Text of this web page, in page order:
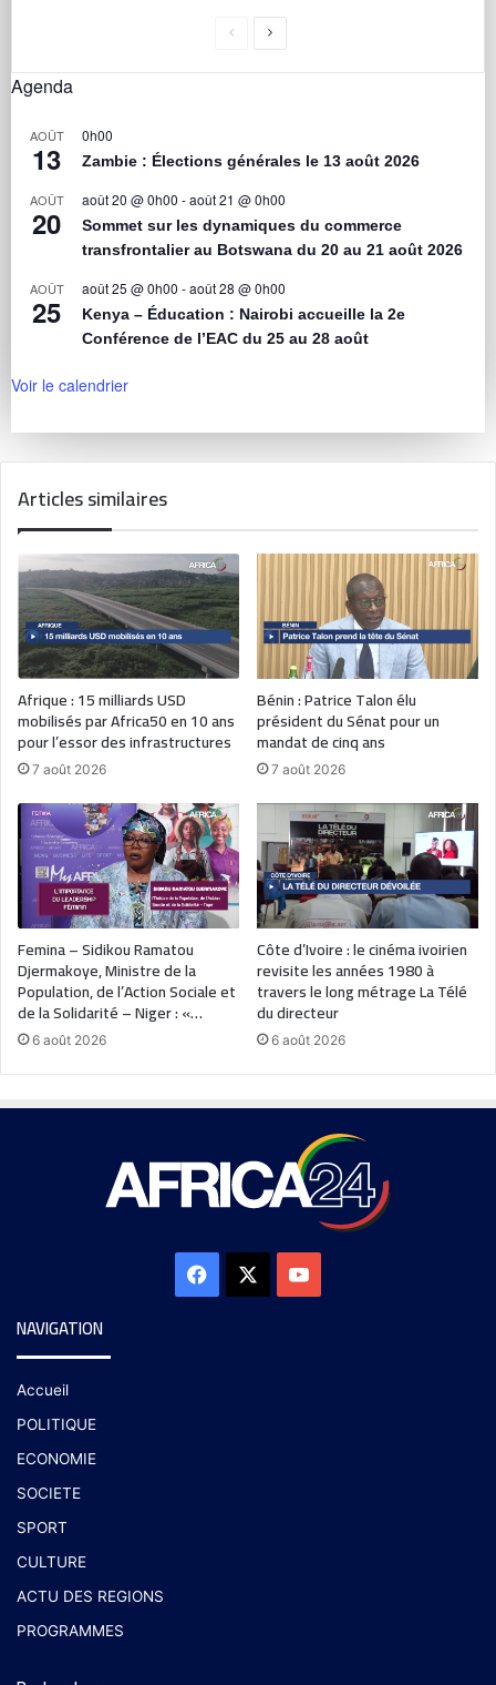
Agenda
AOÛT
13
0h00
Zambie : Élections générales le 13 août 2026
AOÛT
20
août 20 @ 0h00 -août 21 @ 0h00
Sommet sur les dynamiques du commerce
transfrontalier au Botswana du 20 au 21 août 2026
AOÛT
25
août 25 @ 0h00 -août 28 @ 0h00
Kenya – Éducation : Nairobi accueille la 2e
Conférence de l’EAC du 25 au 28 août
Voir le calendrier
Articles similaires
Afrique : 15 milliards USD
mobilisés par Africa50 en 10 ans
pour l’essor des infrastructures
7 août 2026
Bénin : Patrice Talon élu
président du Sénat pour un
mandat de cinq ans
7 août 2026
Femina – Sidikou Ramatou
Djermakoye, Ministre de la
Population, de l’Action Sociale et
de la Solidarité – Niger : «…
6 août 2026
Côte d’Ivoire : le cinéma ivoirien
revisite les années 1980 à
travers le long métrage La Télé
du directeur
6 août 2026
NAVIGATION
Accueil
POLITIQUE
ECONOMIE
SOCIETE
SPORT
CULTURE
ACTU DES REGIONS
PROGRAMMES